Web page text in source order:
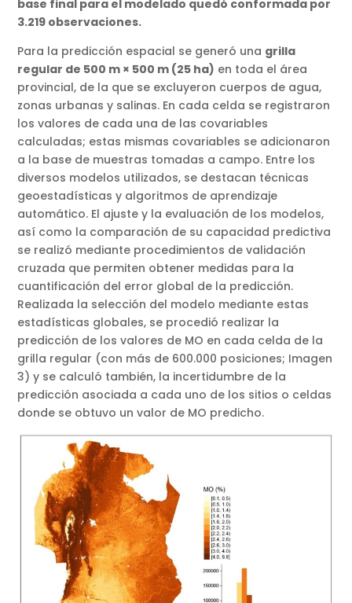
base final para el modelado quedó conformada por
3.219 observaciones.
Para la predicción espacial se generó una grilla
regular de 500 m × 500 m (25 ha) en toda el área
provincial, de la que se excluyeron cuerpos de agua,
zonas urbanas y salinas. En cada celda se registraron
los valores de cada una de las covariables
calculadas; estas mismas covariables se adicionaron
a la base de muestras tomadas a campo. Entre los
diversos modelos utilizados, se destacan técnicas
geoestadísticas y algoritmos de aprendizaje
automático. El ajuste y la evaluación de los modelos,
así como la comparación de su capacidad predictiva
se realizó mediante procedimientos de validación
cruzada que permiten obtener medidas para la
cuantificación del error global de la predicción.
Realizada la selección del modelo mediante estas
estadísticas globales, se procedió realizar la
predicción de los valores de MO en cada celda de la
grilla regular (con más de 600.000 posiciones; Imagen
3) y se calculó también, la incertidumbre de la
predicción asociada a cada uno de los sitios o celdas
donde se obtuvo un valor de MO predicho.